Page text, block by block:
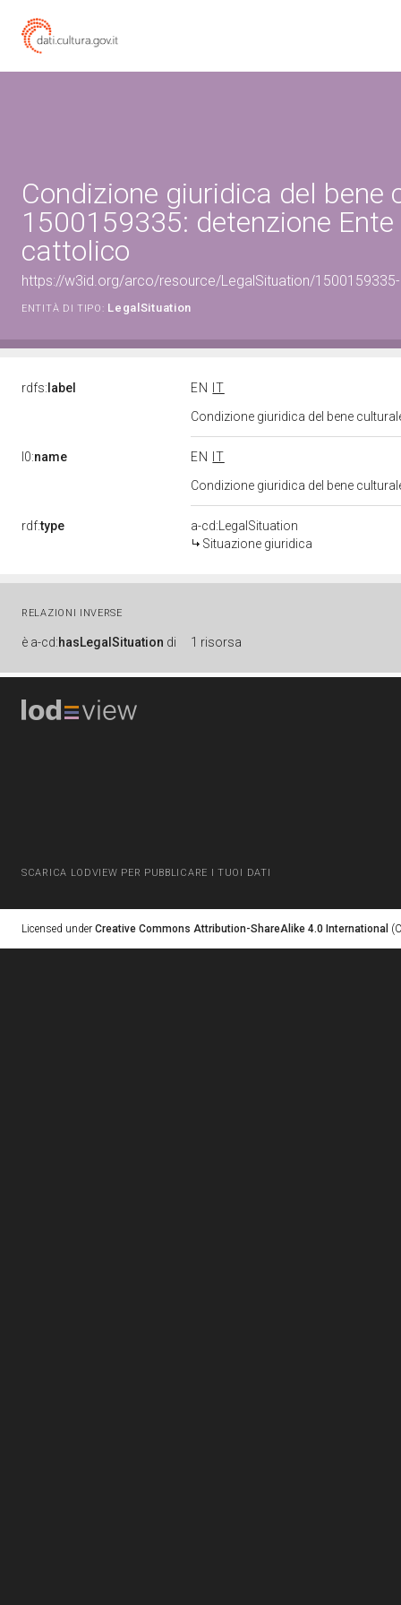
Condizione giuridica del bene
1500159335: detenzione
cattolico
https://w3id.org/arco/resource/LegalSituation/
ENTITÀ DI TIPO: LegalSituation
rdfs: label EN
IT
Condizione giuridica del bene
l0:name EN
IT
Condizione giuridica del bene
rdf:type
a-cd:LegalSituation
Situazione giuridica
RELAZIONI INVERSE
è a-cd:hasLegalSituation di 1 risorsa
SCARICA LODVIEW PER PUBBLICARE I TUOI DATI
Licensed under Creative Commons Attribution-ShareAlike 4.0 International